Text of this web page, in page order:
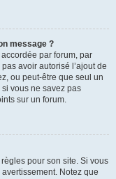
message ?
par forum, par
avoir autorisé l’ajout de
ou peut-être que seul un
vous ne savez pas
sur un forum.
pour son site. Si vous
Notez que